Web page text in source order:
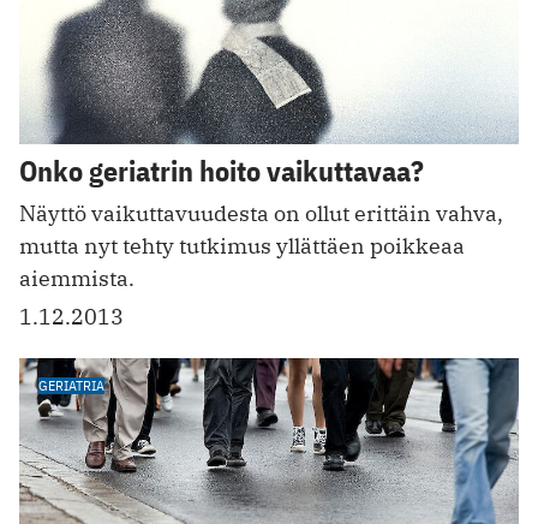
Onko geriatrin hoito vaikuttavaa?
Näyttö vaikuttavuudesta on ollut erittäin vahva,
mutta nyt tehty tutkimus yllättäen poikkeaa
aiemmista.
1.12.2013
GERIATRIA